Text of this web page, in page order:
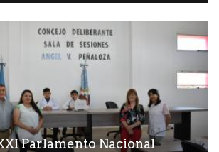
Parlamento Nacional